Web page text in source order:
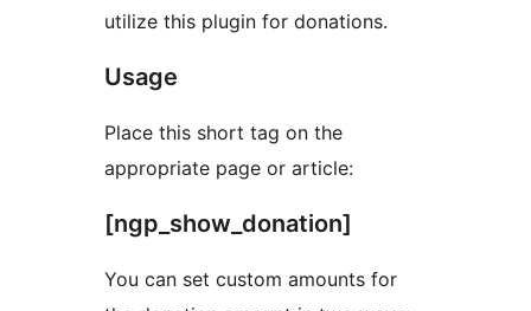
utilize this plugin for donations.
Usage
Place this short tag on the
appropriate page or article:
[ngp_show_donation]
You can set custom amounts for